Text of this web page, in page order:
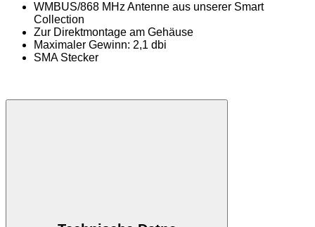
WMBUS/868 MHz Antenne aus unserer Smart
Collection
Zur Direktmontage am Gehäuse
Maximaler Gewinn: 2,1 dbi
SMA Stecker